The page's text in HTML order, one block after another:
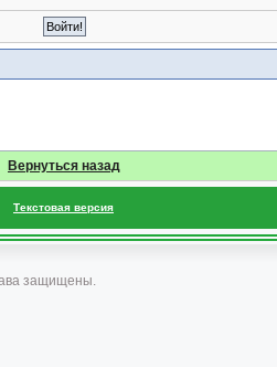
Вернуться назад
Текстовая версия
защищены.